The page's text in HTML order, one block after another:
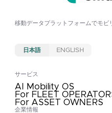
移動データプラットフォームでモビ
日本語 ENGLISH
サービス
AI Mobility OS
For FLEET
For ASSET OWNERS
企業情報